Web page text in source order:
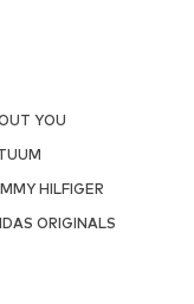
YOU
HILFIGER
ORIGINALS